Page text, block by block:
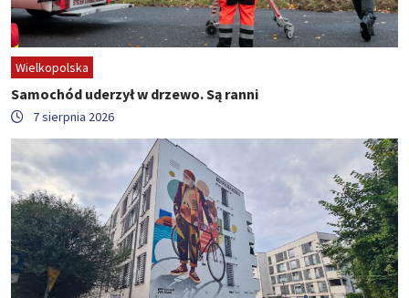
Wielkopolska
Samochód uderzył w drzewo. Są ranni
7 sierpnia 2026